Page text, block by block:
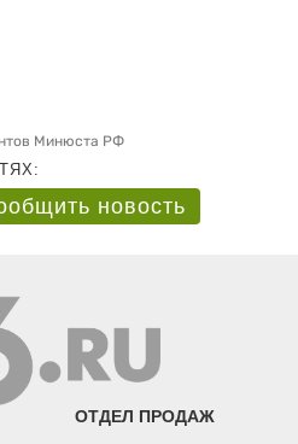
Минюста РФ
новость
ОТДЕЛ ПРОДАЖ